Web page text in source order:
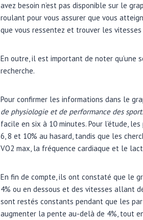
avez besoin n’est pas disponible sur le
roulant pour vous assurer que vous
que vous ressentez et trouver les
En outre, il est important de noter
recherche.
Pour confirmer les informations dans le
de physiologie et de performance des
facile en six à 10 minutes. Pour l’étude,
6, 8 et 10% au hasard, tandis que les
VO2 max, la fréquence cardiaque et le
En fin de compte, ils ont constaté que le
4% ou en dessous et des vitesses allant
sont restés constants pendant que les
augmenter la pente au-delà de 4%, tout